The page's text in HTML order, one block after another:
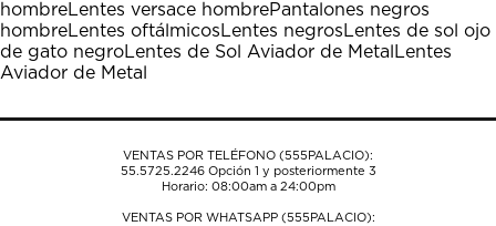
hombreLentes versace hombrePantalones negros
hombreLentes oftálmicosLentes negrosLentes de sol ojo
de gato negroLentes de Sol Aviador de Metal Lentes
Aviador de Metal
VENTAS POR TELÉFONO (555PALACIO):
55.5725.2246Opción 1 y posteriormente 3
Horario: 08:00am a 24:00pm
VENTAS POR WHATSAPP (555PALACIO):